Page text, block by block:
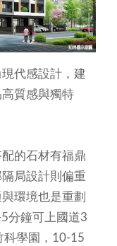
代感設計，建
質感與獨特
的石材有福鼎
局設計則偏重
環境也是重劃
分鐘可上國道3
科學園，10-15